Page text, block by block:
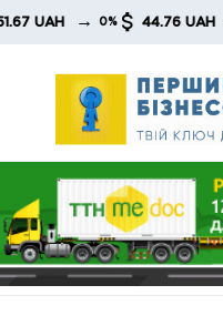
Skip
→ 0% 44.76 UAH → 0%